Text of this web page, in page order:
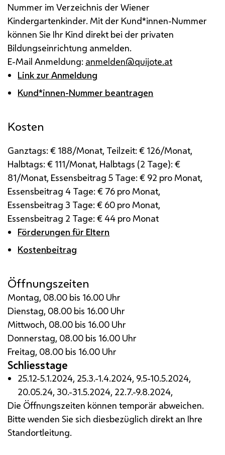
Nummer im Verzeichnis der Wiener
Kindergartenkinder. Mit der Kund*innen-Nummer
können Sie Ihr Kind direkt bei der privaten
Bildungseinrichtung anmelden.
E-Mail Anmeldung: anmelden@quijote.at
Link zur Anmeldung
Kund*innen-Nummer beantragen
Kosten
Ganztags: € 188/Monat, Teilzeit: € 126/Monat,
Halbtags: € 111/Monat, Halbtags (2 Tage): €
81/Monat, Essensbeitrag 5 Tage: € 92 pro Monat,
Essensbeitrag 4 Tage: € 76 pro Monat,
Essensbeitrag 3 Tage: € 60 pro Monat,
Essensbeitrag 2 Tage: € 44 pro Monat
Förderungen für Eltern
Kostenbeitrag
Öffnungszeiten
Montag, 08.00 bis 16.00 Uhr
Dienstag, 08.00 bis 16.00 Uhr
Mittwoch, 08.00 bis 16.00 Uhr
Donnerstag, 08.00 bis 16.00 Uhr
Freitag, 08.00 bis 16.00 Uhr
Schliesstage
25.12-5.1.2024, 25.3.-1.4.2024, 9.5-10.5.2024,
20.05.24, 30.-31.5.2024, 22.7.-9.8.2024,
Die Öffnungszeiten können temporär abweichen.
Bitte wenden Sie sich diesbezüglich direkt an Ihre
Standortleitung.